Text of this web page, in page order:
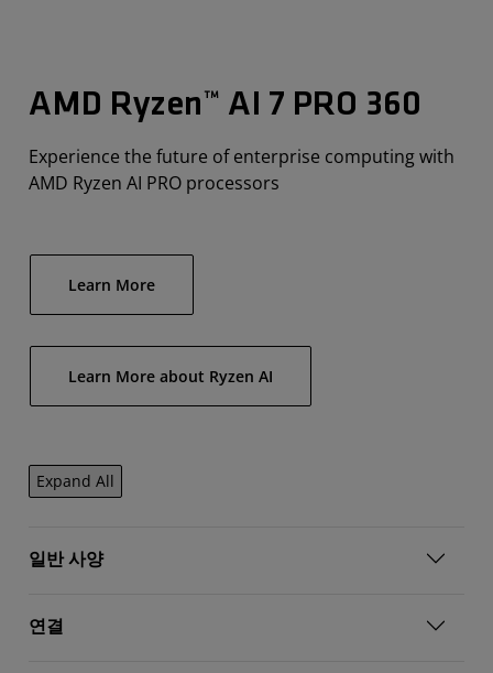
AMD Ryzen™ AI 7 PRO 360
Experience the future of enterprise computing with
AMD Ryzen AI PRO processors
Learn More
Learn More about Ryzen AI
Expand All
일반 사양
연결